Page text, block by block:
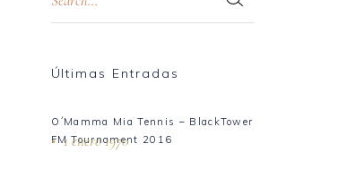
Últimas Entradas
O´Mamma Mia Tennis – BlackTower
FM Tournament 2016
1 enero 1970